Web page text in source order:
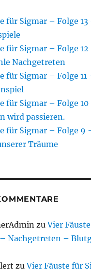
für Sigmar – Folge 13
für Sigmar – Folge 12
Nachgetreten
für Sigmar – Folge
für Sigmar – Folge 10
wird passieren.
für Sigmar – Folge 9
Träume
zuVier
Nachgetreten –
zuVier Fäuste für